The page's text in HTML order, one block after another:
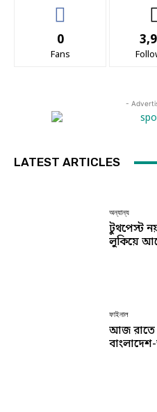
0
Fans
-
LATEST ARTICLES
অন্যান্য
টুথপেস্ট
লুকিয়ে
ফাইনাল
আজ রাতে